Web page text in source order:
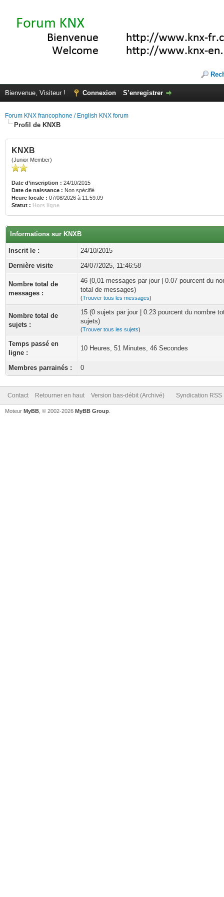
Bienvenue, Visiteur ! Connexion S’enregistrer
Forum KNX francophone / English KNX forum
Profil de KNXB
KNXB
(Junior Member)
Date d’inscription : 24/10/2015
Date de naissance : Non spécifié
Heure locale : 07/08/2026 à 11:59:09
Statut : Hors ligne
Informations sur KNXB
Inscrit le :
24/10/2015
Dernière visite
24/07/2025, 11:46:58
Nombre total de
messages :
46 (0,01 messages par jour | 0.07 pourcent du
total de messages)
(Trouver tous les messages)
Nombre total de
sujets :
15 (0 sujets par jour | 0.23 pourcent du nombre
sujets)
(Trouver tous les sujets)
Temps passé en
ligne :
10 Heures, 51 Minutes, 46 Secondes
Membres parrainés : 0
Contact Retourner en haut Version bas-débit (Archivé) Syndication RSS
Moteur MyBB , © 2002-2026 MyBB Group